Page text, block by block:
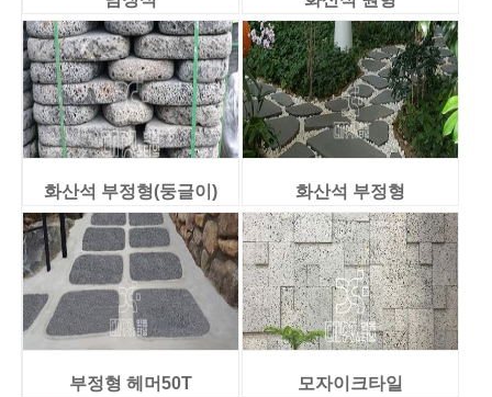
화산석 부정형(둥글이) 화산석 부정형
부정형 헤머50T 모자이크타일